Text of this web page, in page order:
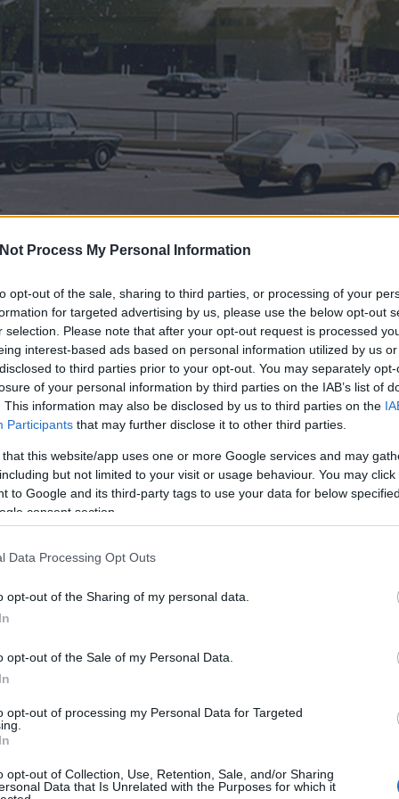
Process My Personal Information
opt-out of the sale, sharing to third parties, or processing of your
for targeted advertising by us, please use the below opt-out
selection. Please note that after your opt-out request is processed
interest-based ads based on personal information utilized by us
to third parties prior to your opt-out. You may separately
of your personal information by third parties on the IAB’s list of
This information may also be disclosed by us to third parties on the
Participants that may further disclose it to other third parties.
that this website/app uses one or more Google services and may
but not limited to your visit or usage behaviour. You may
to Google and its third-party tags to use your data for below
consent section.
Data Processing Opt Outs
opt-out of the Sharing of my personal data.
opt-out of the Sale of my Personal Data.
opt-out of processing my Personal Data for Targeted
opt-out of Collection, Use, Retention, Sale, and/or Sharing
Data that Is Unrelated with the Purposes for which it
szerencsejáték veszteségeinek enyhítésére
után elfogták és életfogytig tartó börtönre ítélték.
A világháborúban a németeknek vezetett
robbantással szökött meg.
végére élete tönkrement, elvált, rákot diagnosztizáltak
Ezután döntötte el, hogy fiai segítségével egy órási,
és megzsarolja az egyik kaszinót. Három millió dollárt
szerkezetet. Az FBI ügynökei a bomba
sikerült, a bomba felrobbant és vele együtt a kaszinó